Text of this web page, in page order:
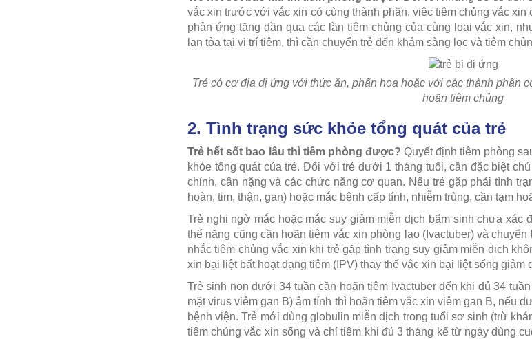
vắc xin trước với vắc xin có cùng thành phần, việc tiêm chủng vắc
phản ứng tăng dần qua các lần tiêm chủng của cùng loại vắc xin,
lan tỏa tại vị trí tiêm, thì cần chuyển trẻ đến khám sàng lọc và tiêm
Trẻ có cơ địa dị ứng với thức ăn, phấn hoa hoặc với các thành phần
hoãn tiêm chủng
2. Tình trạng sức khỏe tổng quát của trẻ
Trẻ hết sốt bao lâu thì tiêm phòng được? Quyết định tiêm phòng
khỏe tổng quát của trẻ. Đối với trẻ dưới 1 tháng tuổi, cần đặc biệt
chỉnh, cân nặng và các chức năng cơ quan. Nếu trẻ gặp phải tình
hoàn, tim, thận, gan) hoặc mắc bệnh cấp tính, nhiễm trùng, cần tạm
Trẻ nghi ngờ mắc hoặc mắc suy giảm miễn dịch bẩm sinh chưa xác
thể nặng cũng cần hoãn tiêm vắc xin phòng lao (Ivactuber) và
nhắc tiêm chủng vắc xin khi trẻ gặp tình trạng suy giảm miễn dịch
xin bại liệt bất hoạt dạng tiêm (IPV) thay thế vắc xin bại liệt sống giảm
Trẻ sinh non dưới 34 tuần cần hoãn tiêm Ivactuber đến khi đủ 34
mặt virus viêm gan B) âm tính thì hoãn tiêm vắc xin viêm gan B, nếu
bệnh viện. Trẻ mới dùng globulin miễn dịch trong tuổi sơ sinh (trừ
tiêm chủng vắc xin sống và chỉ tiêm khi đủ 3 tháng kể từ ngày dùng